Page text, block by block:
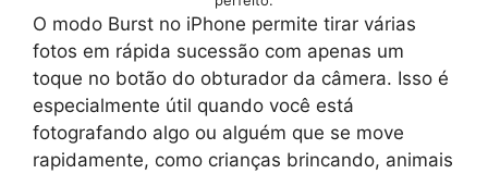
O modo Burst no iPhone permite tirar várias
fotos em rápida sucessão com apenas um
toque no botão do obturador da câmera. Isso é
especialmente útil quando você está
fotografando algo ou alguém que se move
rapidamente, como crianças brincando, animais